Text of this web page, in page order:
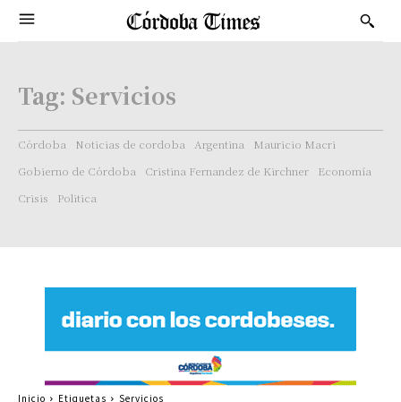
Tag: Servicios
Córdoba Noticias de cordoba Argentina
Mauricio Macri
Gobierno de Córdoba
Cristina Fernandez de Kirchner
Economía
Crisis
Politica
Inicio Etiquetas Servicios